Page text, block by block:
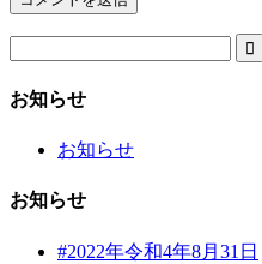

お知らせ
お知らせ
お知らせ
#2022年令和4年8月31日